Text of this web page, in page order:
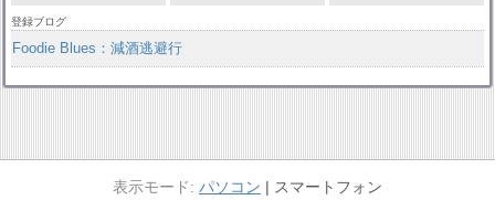
登録ブログ
Foodie Blues：減酒逃避行
パソコン スマートフォン